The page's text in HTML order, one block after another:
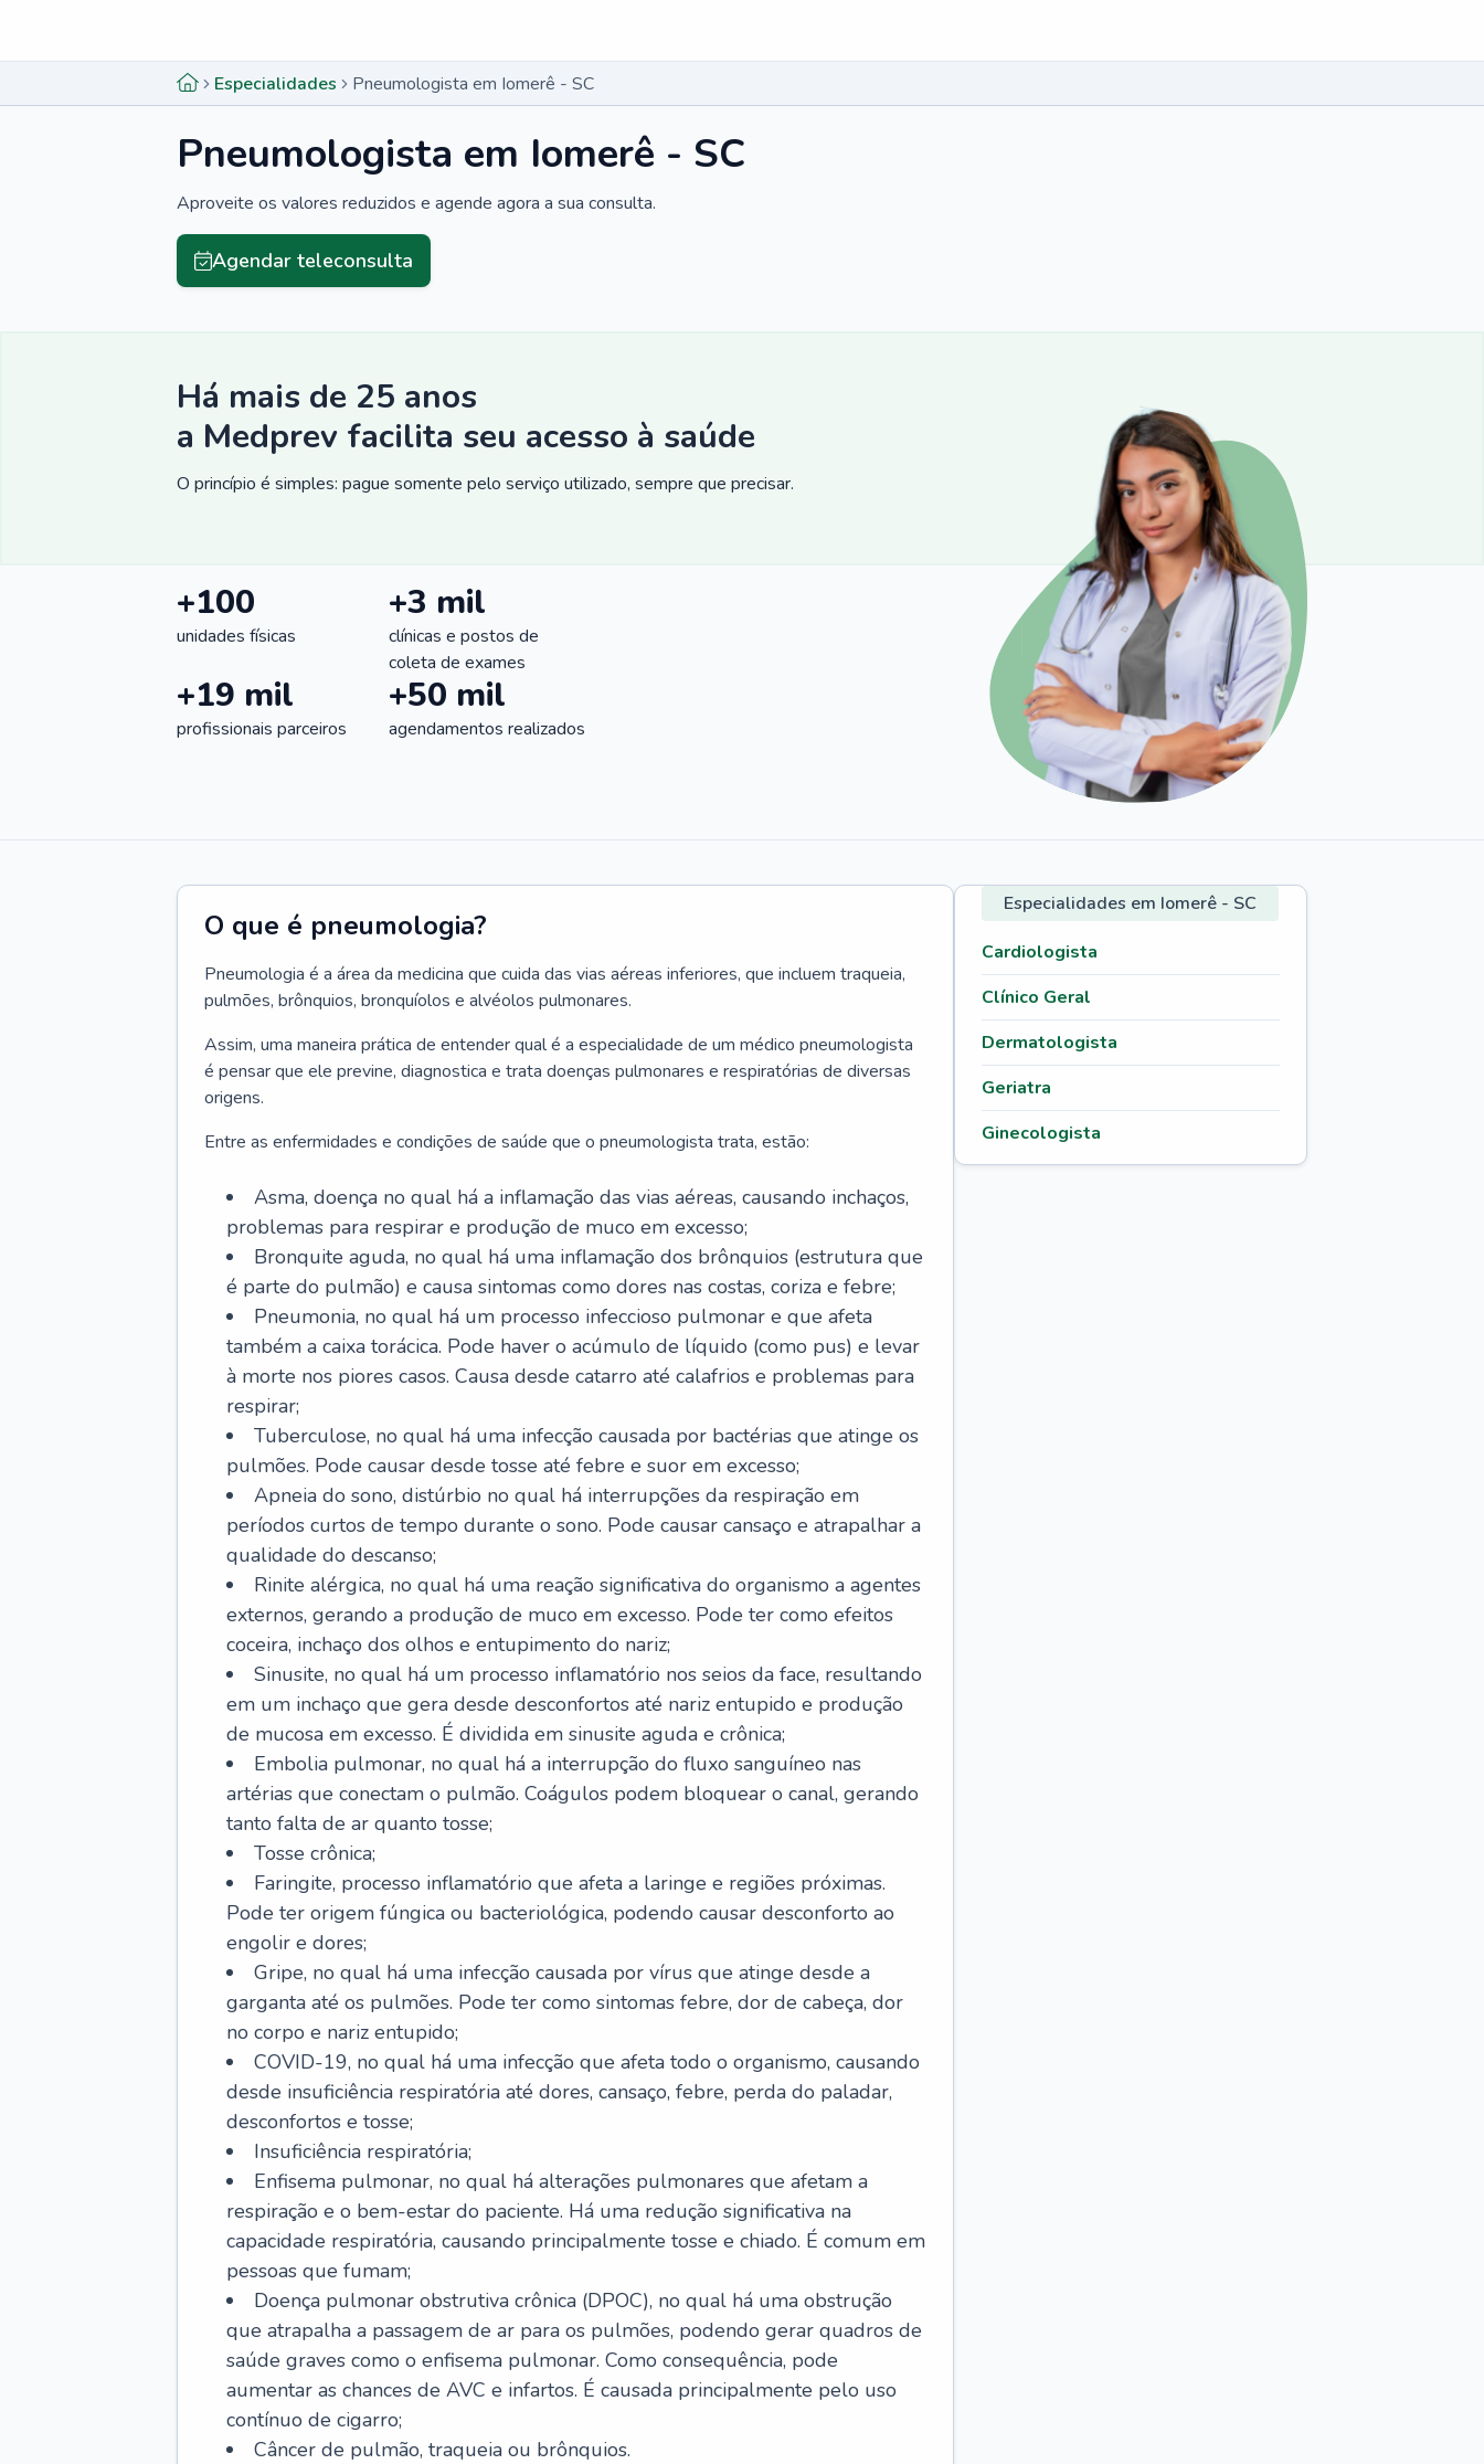
Especialidades Pneumologista em Iomerê - SC
Pneumologista em Iomerê - SC
Aproveite os valores reduzidos e agende agora a sua consulta.
Agendar teleconsulta
Há mais de 25 anos
a Medprev facilita seu acesso à saúde
O princípio é simples: pague somente pelo serviço utilizado, sempre que precisar.
+100
unidades físicas
+3 mil
clínicas e postos de
coleta de exames
+19 mil
profissionais parceiros
+50 mil
agendamentos realizados
O que é pneumologia?
Pneumologia é a área da medicina que cuida das vias aéreas inferiores, que incluem traqueia,
pulmões, brônquios, bronquíolos e alvéolos pulmonares.
Assim, uma maneira prática de entender qual é a especialidade de um médico pneumologista
é pensar que ele previne, diagnostica e trata doenças pulmonares e respiratórias de diversas
origens.
Entre as enfermidades e condições de saúde que o pneumologista trata, estão:
Asma, doença no qual há a inflamação das vias aéreas, causando inchaços,
problemas para respirar e produção de muco em excesso;
Bronquite aguda, no qual há uma inflamação dos brônquios (estrutura que
é parte do pulmão) e causa sintomas como dores nas costas, coriza e febre;
Pneumonia, no qual há um processo infeccioso pulmonar e que afeta
também a caixa torácica. Pode haver o acúmulo de líquido (como pus) e levar
à morte nos piores casos. Causa desde catarro até calafrios e problemas para
respirar;
Tuberculose, no qual há uma infecção causada por bactérias que atinge os
pulmões. Pode causar desde tosse até febre e suor em excesso;
Apneia do sono, distúrbio no qual há interrupções da respiração em
períodos curtos de tempo durante o sono. Pode causar cansaço e atrapalhar a
qualidade do descanso;
Rinite alérgica, no qual há uma reação significativa do organismo a agentes
externos, gerando a produção de muco em excesso. Pode ter como efeitos
coceira, inchaço dos olhos e entupimento do nariz;
Sinusite, no qual há um processo inflamatório nos seios da face, resultando
em um inchaço que gera desde desconfortos até nariz entupido e produção
de mucosa em excesso. É dividida em sinusite aguda e crônica;
Embolia pulmonar, no qual há a interrupção do fluxo sanguíneo nas
artérias que conectam o pulmão. Coágulos podem bloquear o canal, gerando
tanto falta de ar quanto tosse;
Tosse crônica;
Faringite, processo inflamatório que afeta a laringe e regiões próximas.
Pode ter origem fúngica ou bacteriológica, podendo causar desconforto ao
engolir e dores;
Gripe, no qual há uma infecção causada por vírus que atinge desde a
garganta até os pulmões. Pode ter como sintomas febre, dor de cabeça, dor
no corpo e nariz entupido;
COVID-19, no qual há uma infecção que afeta todo o organismo, causando
desde insuficiência respiratória até dores, cansaço, febre, perda do paladar,
desconfortos e tosse;
Insuficiência respiratória;
Enfisema pulmonar, no qual há alterações pulmonares que afetam a
respiração e o bem-estar do paciente. Há uma redução significativa na
capacidade respiratória, causando principalmente tosse e chiado. É comum em
pessoas que fumam;
Doença pulmonar obstrutiva crônica (DPOC), no qual há uma obstrução
que atrapalha a passagem de ar para os pulmões, podendo gerar quadros de
saúde graves como o enfisema pulmonar. Como consequência, pode
aumentar as chances de AVC e infartos. É causada principalmente pelo uso
contínuo de cigarro;
Câncer de pulmão, traqueia ou brônquios.
Especialidades em Iomerê - SC
Cardiologista
Clínico Geral
Dermatologista
Geriatra
Ginecologista